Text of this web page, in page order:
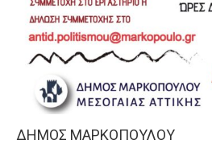
ΔΗΜΟΣ ΜΑΡΚΟΠΟΥΛΟΥ